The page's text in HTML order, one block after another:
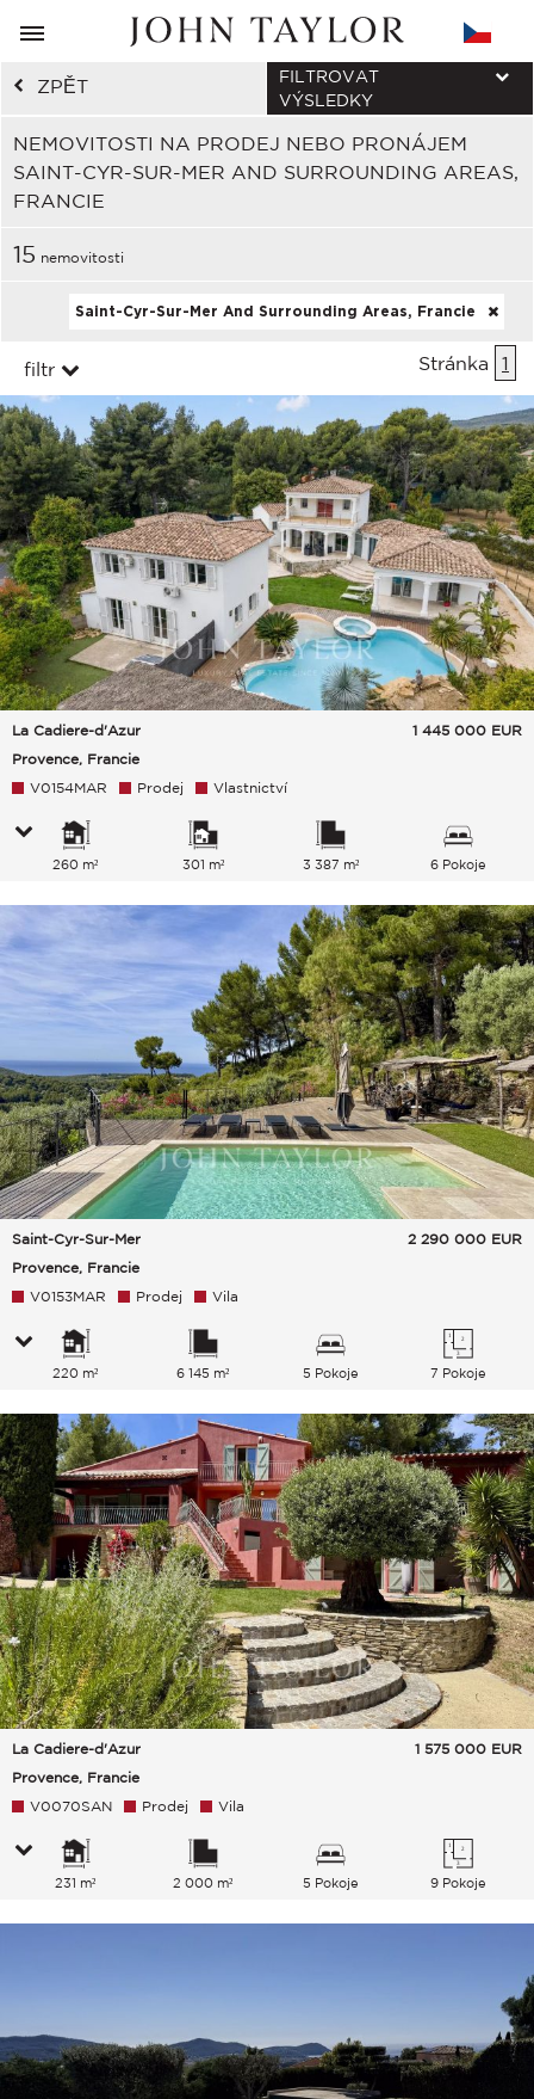
ZPĚT
NEMOVITOSTI NA PRODEJ NEBO PRONÁJEM
SAINT-CYR-SUR-MER AND SURROUNDING AREAS,
FRANCIE
FILTROVAT
VÝSLEDKY
15 nemovitosti
Saint-Cyr-Sur-Mer And Surrounding Areas, Francie
filtr Stránka 1
La Cadiere-d'Azur
Provence, Francie
1 445 000 EUR
V0154MAR Prodej Vlastnictví
260 m² 301 m² 3 387 m² 6 Pokoje
Saint-Cyr-Sur-Mer
Provence, Francie
2 290 000 EUR
V0153MAR Prodej Vila
220 m² 6 145 m² 5 Pokoje 7 Pokoje
La Cadiere-d'Azur
Provence, Francie
1 575 000 EUR
V0070SAN Prodej Vila
231 m² 2 000 m² 5 Pokoje 9 Pokoje